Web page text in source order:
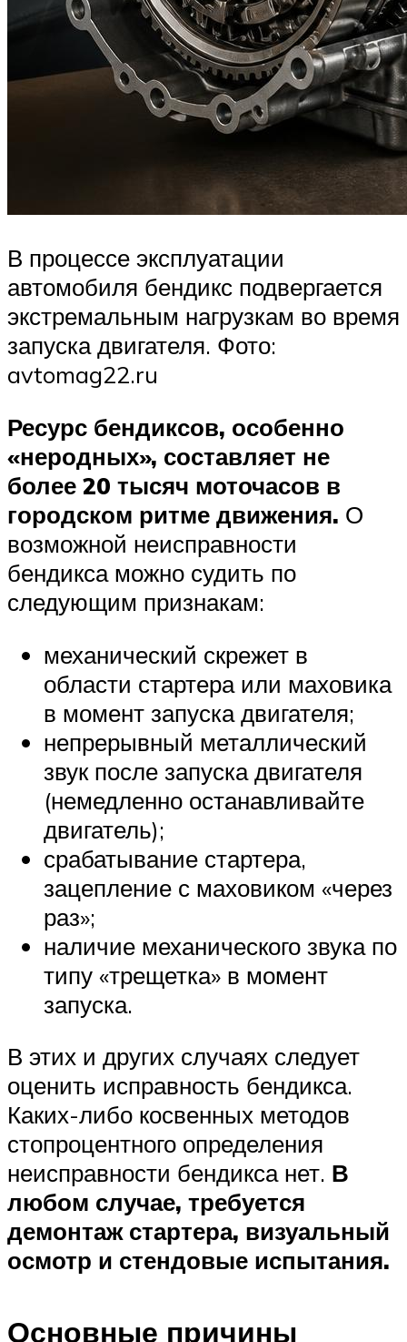
В процессе эксплуатации
автомобиля бендикс подвергается
экстремальным нагрузкам во время
запуска двигателя. Фото:
avtomag22.ru
Ресурс бендиксов, особенно
«неродных», составляет не
более 20 тысяч моточасов в
городском ритме движения. О
возможной неисправности
бендикса можно судить по
следующим признакам:
механический скрежет в
области стартера или маховика
в момент запуска двигателя;
непрерывный металлический
звук после запуска двигателя
(немедленно останавливайте
двигатель);
срабатывание стартера,
зацепление с маховиком «через
раз»;
наличие механического звука по
типу «трещетка» в момент
запуска.
В этих и других случаях следует
оценить исправность бендикса.
Каких-либо косвенных методов
стопроцентного определения
неисправности бендикса нет. В
любом случае, требуется
демонтаж стартера, визуальный
осмотр и стендовые испытания.
Основные причины